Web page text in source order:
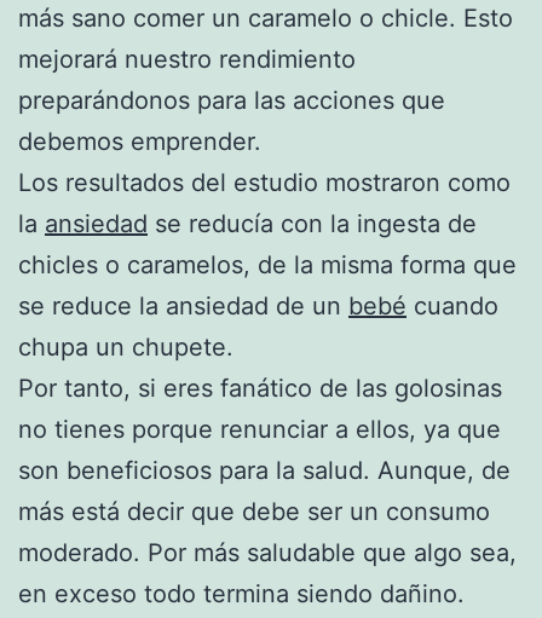
más sano comer un caramelo o chicle. Esto
mejorará nuestro rendimiento
preparándonos para las acciones que
debemos emprender.
Los resultados del estudio mostraron como
la ansiedad se reducía con la ingesta de
chicles o caramelos, de la misma forma que
se reduce la ansiedad de un bebé cuando
chupa un chupete.
Por tanto, si eres fanático de las golosinas
no tienes porque renunciar a ellos, ya que
son beneficiosos para la salud. Aunque, de
más está decir que debe ser un consumo
moderado. Por más saludable que algo sea,
en exceso todo termina siendo dañino.